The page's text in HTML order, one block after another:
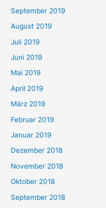
September 2019
August 2019
Juli 2019
Juni 2019
Mai 2019
April 2019
März 2019
Februar 2019
Januar 2019
Dezember 2018
November 2018
Oktober 2018
September 2018